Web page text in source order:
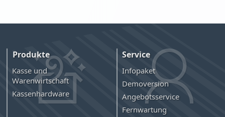
Produkte
Kasse und
Warenwirtschaft
Kassenhardware
Service
Infopaket
Demoversion
Angebotsservice
Fernwartung